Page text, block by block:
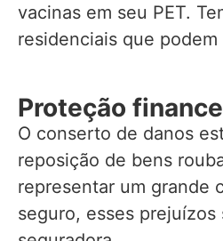
vacinas em seu PET.
residenciais que
Proteção
O conserto de danos
reposição de bens
representar um grande
seguro, esses